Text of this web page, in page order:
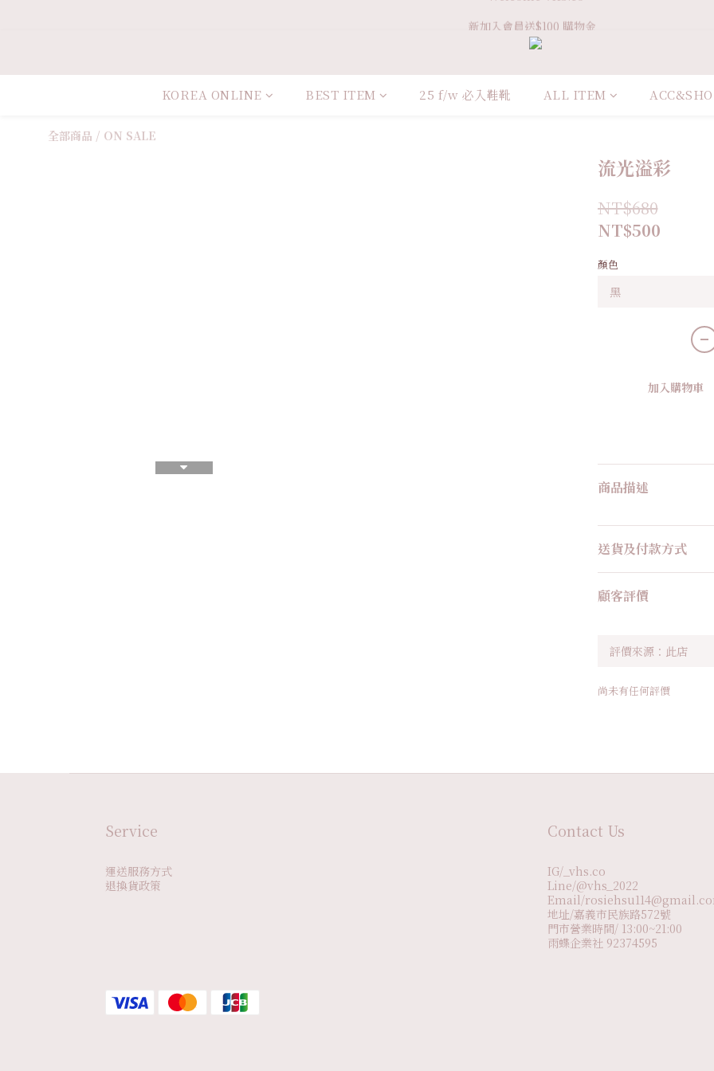
新加入會員送$100 購物金
滿 ＄3600 免運
KOREA ONLINE BEST ITEM 25 f/w 必入鞋靴 ALL ITEM
全部商品 / ON SALE
流光溢彩
NT$680
NT$500
顏色
加入購物車
商品描述
送貨及付款方式
顧客評價
尚未有任何評價
Service
運送服務方式
退換貨政策
Contact Us
IG/_vhs.co
Line/@vhs_2022
Email/
地址/嘉義市民族路572號
門市營業時間/ 13:00~21:00
雨蝶企業社 92374595